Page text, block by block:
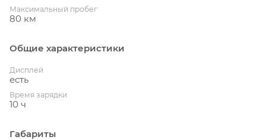
Максимальный пробег
80 км
Общие характеристики
Дисплей
есть
Время зарядки
10 ч
Габариты